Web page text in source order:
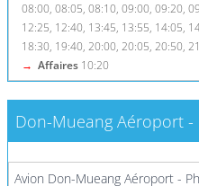
08:00, 08:05, 08:10, 09:00, 09:20,
12:25, 12:40, 13:45, 13:55, 14:05,
18:30, 19:40, 20:00, 20:05, 20:50,
→ Affaires 10:20
Don-Mueang Aéroport -
Avion Don-Mueang Aéroport -